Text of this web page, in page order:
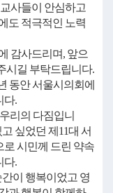
사들이 안심하고
도 적극적인 노력
감사드리며, 앞으
시길 부탁드립니다.
동안 서울시의회에
다.
리의 다짐입니
싶었던 제11대 서
시민께 드린 약속
다.
이 행복이었고 영